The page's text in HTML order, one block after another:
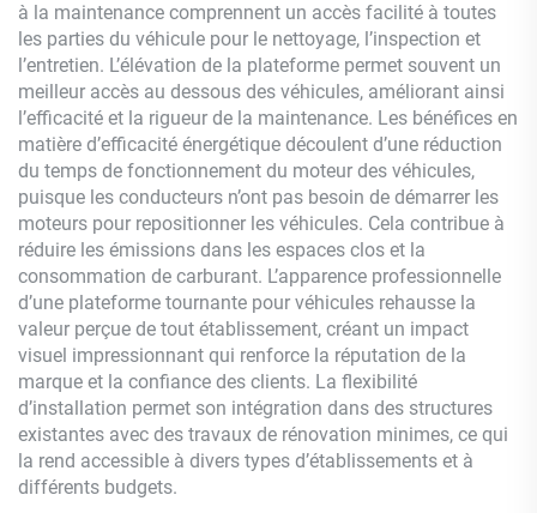
à la maintenance comprennent un accès facilité à toutes
les parties du véhicule pour le nettoyage, l’inspection et
l’entretien. L’élévation de la plateforme permet souvent un
meilleur accès au dessous des véhicules, améliorant ainsi
l’efficacité et la rigueur de la maintenance. Les bénéfices en
matière d’efficacité énergétique découlent d’une réduction
du temps de fonctionnement du moteur des véhicules,
puisque les conducteurs n’ont pas besoin de démarrer les
moteurs pour repositionner les véhicules. Cela contribue à
réduire les émissions dans les espaces clos et la
consommation de carburant. L’apparence professionnelle
d’une plateforme tournante pour véhicules rehausse la
valeur perçue de tout établissement, créant un impact
visuel impressionnant qui renforce la réputation de la
marque et la confiance des clients. La flexibilité
d’installation permet son intégration dans des structures
existantes avec des travaux de rénovation minimes, ce qui
la rend accessible à divers types d’établissements et à
différents budgets.